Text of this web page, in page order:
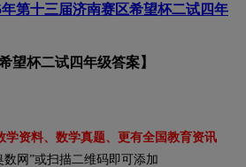
年第十三届济南赛区希望杯二试四年
杯二试四年级答案】
学资料、数学真题、更有全国教育资讯
数网”或扫描二维码即可添加